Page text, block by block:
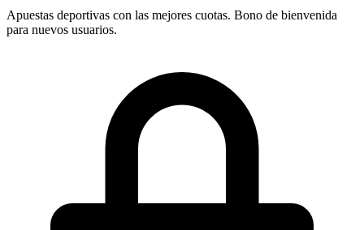
Apuestas deportivas con las mejores cuotas. Bono de bienvenida
para nuevos usuarios.